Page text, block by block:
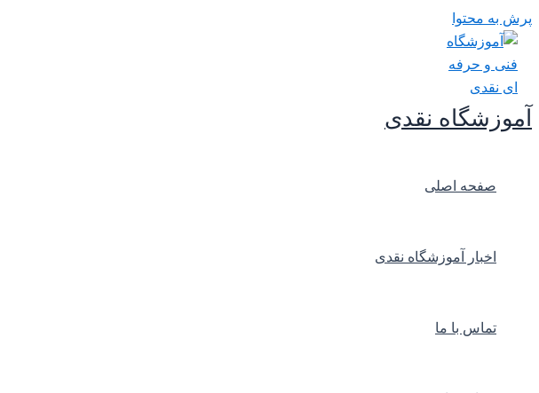
پرش به محتوا
آموزشگاه نقدی
صفحه اصلی
اخبار آموزشگاه نقدی
تماس با ما